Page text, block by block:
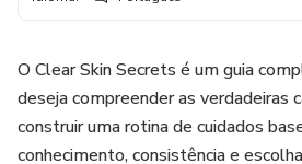
O Clear Skin Secrets é um guia
deseja compreender as verdadeiras
construir uma rotina de cuidados
conhecimento, consistência e